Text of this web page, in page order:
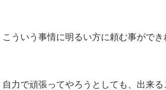
ういう事情に明るい方に頼む事ができ
力で頑張ってやろうとしても、出来る